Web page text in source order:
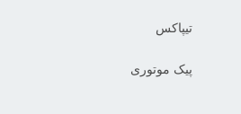
تیپاکس
پیک موتوری